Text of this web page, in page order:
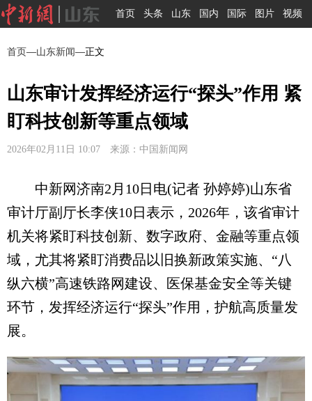
首页 头条 山东 国内 国际 图片 视频
首页—山东新闻—正文
山东审计发挥经济运行“探头”作用 紧
盯科技创新等重点领域
2026年02月11日 10:07 来源：中国新闻网
中新网济南2月10日电(记者 孙婷婷)山东省
审计厅副厅长李侠10日表示，2026年，该省审计
机关将紧盯科技创新、数字政府、金融等重点领
域，尤其将紧盯消费品以旧换新政策实施、“八
纵六横”高速铁路网建设、医保基金安全等关键
环节，发挥经济运行“探头”作用，护航高质量发
展。